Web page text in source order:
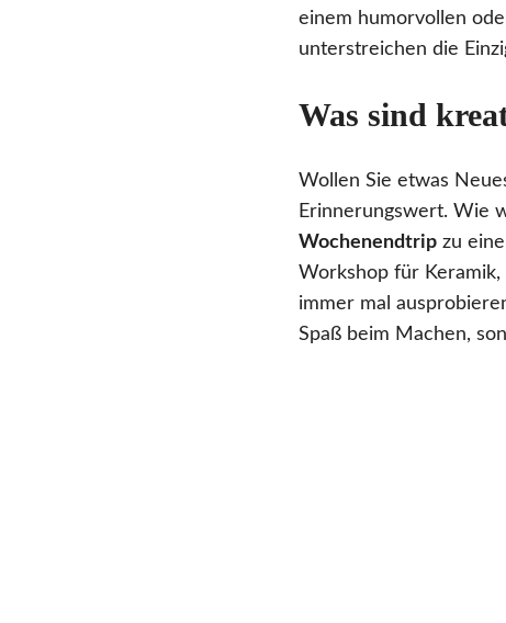
einem humorvollen
unterstreichen die
Was sind
Wollen Sie etwas
Erinnerungswert. Wie
Wochenendtrip zu
Workshop für Keramik,
immer mal
Spaß beim Machen,